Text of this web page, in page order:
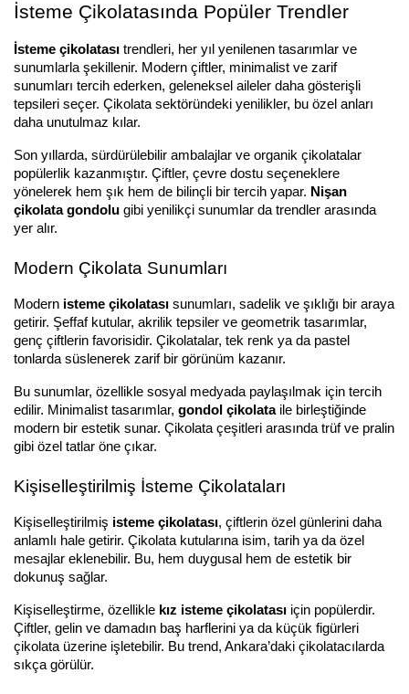
İsteme Çikolatasında Popüler Trendler
İsteme çikolatası trendleri, her yıl yenilenen tasarımlar ve
sunumlarla şekillenir. Modern çiftler, minimalist ve zarif
sunumları tercih ederken, geleneksel aileler daha gösterişli
tepsileri seçer. Çikolata sektöründeki yenilikler, bu özel anları
daha unutulmaz kılar.
Son yıllarda, sürdürülebilir ambalajlar ve organik çikolatalar
popülerlik kazanmıştır. Çiftler, çevre dostu seçeneklere
yönelerek hem şık hem de bilinçli bir tercih yapar. Nişan
çikolata gondolu gibi yenilikçi sunumlar da trendler arasında
yer alır.
Modern Çikolata Sunumları
Modern isteme çikolatası sunumları, sadelik ve şıklığı bir araya
getirir. Şeffaf kutular, akrilik tepsiler ve geometrik tasarımlar,
genç çiftlerin favorisidir. Çikolatalar, tek renk ya da pastel
tonlarda süslenerek zarif bir görünüm kazanır.
Bu sunumlar, özellikle sosyal medyada paylaşılmak için tercih
edilir. Minimalist tasarımlar, gondol çikolata ile birleştiğinde
modern bir estetik sunar. Çikolata çeşitleri arasında trüf ve pralin
gibi özel tatlar öne çıkar.
Kişiselleştirilmiş İsteme Çikolataları
Kişiselleştirilmiş isteme çikolatası, çiftlerin özel günlerini daha
anlamlı hale getirir. Çikolata kutularına isim, tarih ya da özel
mesajlar eklenebilir. Bu, hem duygusal hem de estetik bir
dokunuş sağlar.
Kişiselleştirme, özellikle kız isteme çikolatası için popülerdir.
Çiftler, gelin ve damadın baş harflerini ya da küçük figürleri
çikolata üzerine işletebilir. Bu trend, Ankara’daki çikolatacılarda
sıkça görülür.